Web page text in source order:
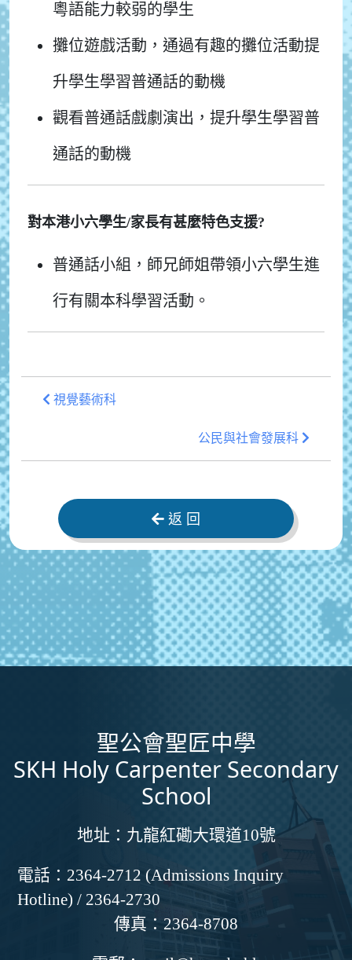
粵語能力較弱的學生
攤位遊戲活動，通過有趣的攤位活動提
升學生學習普通話的動機
觀看普通話戲劇演出，提升學生學習普
通話的動機
對本港小六學生/家長有甚麼特色支援?
普通話小組，師兄師姐帶領小六學生進
行有關本科學習活動。
視覺藝術科
公民與社會發展科
返 回
聖公會聖匠中學
SKH Holy Carpenter Secondary
School
地址： 九龍紅磡大環道10號
電話： 2364-2712 (Admissions Inquiry
Hotline) / 2364-2730
傳真： 2364-8708